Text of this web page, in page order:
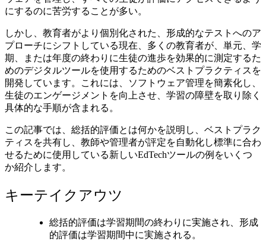
にするのに苦労することが多い。
しかし、教育者がより個別化された、形成的なテストへのア
プローチにシフトしている現在、多くの教育者が、単元、学
期、または年度の終わりに生徒の進歩を効果的に測定するた
めのデジタルツールを使用するためのベストプラクティスを
開発しています。これには、ソフトウェア管理を簡素化し、
生徒のエンゲージメントを向上させ、学習の障壁を取り除く
具体的な手順が含まれる。
この記事では、総括的評価とは何かを説明し、ベストプラク
ティスを共有し、教師や管理者が評定を自動化し標準に合わ
せるために使用している新しいEdTechツールの例をいくつ
か紹介します。
キーテイクアウツ
総括的評価は学習期間の終わりに実施され、形成
的評価は学習期間中に実施される。